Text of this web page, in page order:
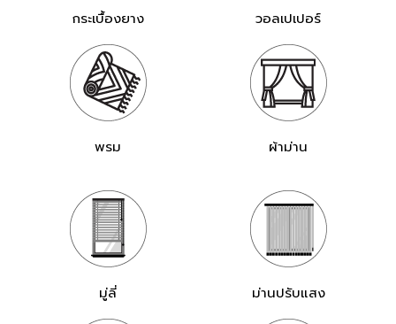
กระเบื้องยาง วอลเปเปอร์
พรม ผ้าม่าน
มู่ลี่ ม่านปรับแสง